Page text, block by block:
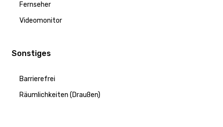
Fernseher
Videomonitor
Sonstiges
Barrierefrei
Räumlichkeiten (Draußen)